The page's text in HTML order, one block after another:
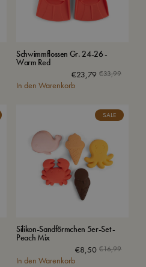
Schwimmflossen Gr. 24-26 -
Warm Red
€33,99
€23,79
In den Warenkorb
SALE
Silikon-Sandförmchen 5er-Set -
Peach Mix
€16,99
€8,50
In den Warenkorb